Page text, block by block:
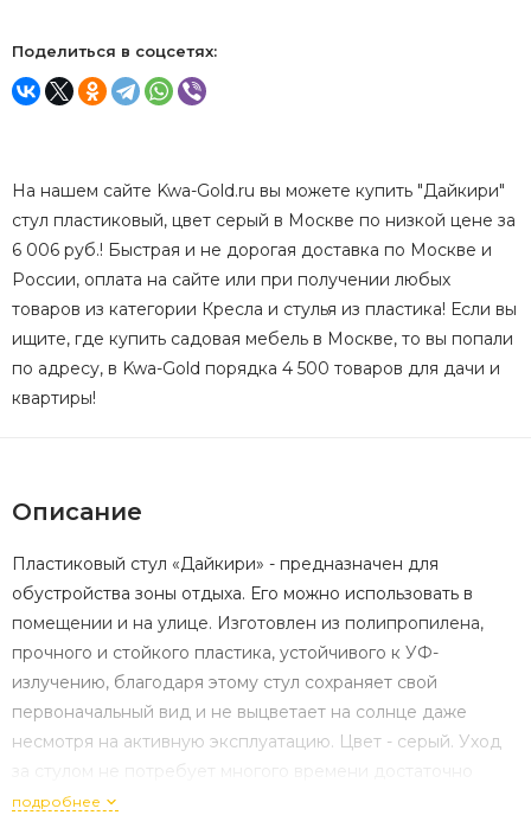
Поделиться в соцсетях:
На нашем сайте Kwa-Gold.ru вы можете купить "Дайкири"
стул пластиковый, цвет серый в Москве по низкой цене за
6 006 руб.! Быстрая и не дорогая доставка по Москве и
России, оплата на сайте или при получении любых
товаров из категории Кресла и стулья из пластика! Если вы
ищите, где купить садовая мебель в Москве, то вы попали
по адресу, в Kwa-Gold порядка 4 500 товаров для дачи и
квартиры!
Описание
Пластиковый стул «Дайкири» - предназначен для
обустройства зоны отдыха. Его можно использовать в
помещении и на улице. Изготовлен из полипропилена,
прочного и стойкого пластика, устойчивого к УФ-
излучению, благодаря этому стул сохраняет свой
первоначальный вид и не выцветает на солнце даже
несмотря на активную эксплуатацию. Цвет - серый. Уход
за стулом не потребует многого времени достаточно
пройтись влажной тряпкой или легким моющим
подробнее